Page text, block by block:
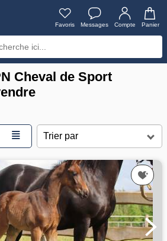
Favoris Messages Compte Panier
Cheval de Sport
≣